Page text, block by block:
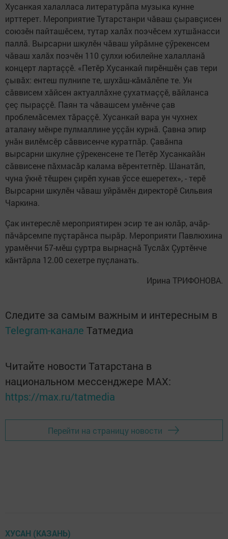
Хусанкая халалласа литературăпа музыка кунне
ирттерет. Мероприятие Тутарстанри чăваш çыравçисен
союзӗн пайташӗсем, тутар халăх поэчӗсем хутшăнасси
паллă. Вырсарни шкулӗн чăваш уйрăмне çӳрекенсем
чăваш халăх поэчӗн 110 çулхи юбилейне халалланă
концерт лартаççӗ. «Петӗр Хусанкай пирӗншӗн çав тери
çывăх: ентеш пулнипе те, шухăш-кăмăлӗпе те. Ун
сăввисем хăйсен актуаллăхне çухатмаççӗ, вăйланса
çеç пыраççӗ. Паян та чăвашсем умӗнче çав
проблемăсемех тăраççӗ. Хусанкай вара ун чухнех
аталану мӗнре пулмаллине уççăн курнă. Çавна эпир
унăн вилӗмсӗр сăввисенче куратпăр. Çавăнпа
вырсарни шкулне çӳрекенсене те Петӗр Хусанкайăн
сăввисене пăхмасăр калама вӗрентетпӗр. Шанатăп,
чуна ӳкнӗ тӗшрен çирӗп хунав ӳссе ешеретех», - терӗ
Вырсарни шкулӗн чăваш уйрăмӗн директорӗ Сильвия
Чаркина.
Çак интереслӗ мероприятирен эсир те ан юлăр, ачăр-
пăчăрсемпе пуçтарăнса пырăр. Мероприяти Павлюхина
урамӗнчи 57-мӗш çуртра вырнаçнă Туслăх Çуртӗнче
кăнтăрла 12.00 сехетре пуçланать.
Ирина ТРИФОНОВА.
Следите за самым важным и интересным в
Telegram-канале Татмедиа
Читайте новости Татарстана в
национальном мессенджере MАХ:
https://max.ru/tatmedia
Перейти на страницу новости
ХУСАН (КАЗАНЬ)